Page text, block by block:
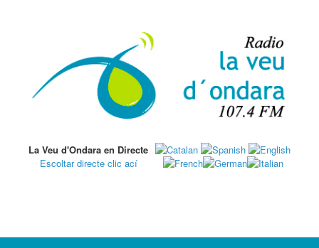
La Veu d'Ondara en Directe
Escoltar directe clic ací